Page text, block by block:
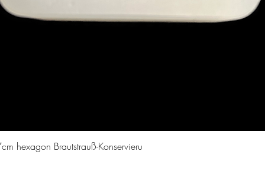
Vista rapida
hexagon Brautstrauß-Konservieru